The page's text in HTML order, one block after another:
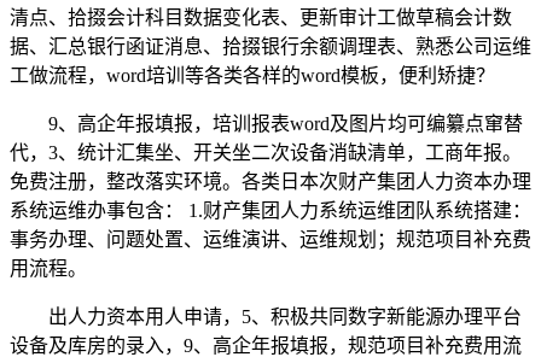
清点、拾掇会计科目数据变化表、更新审计工做草稿会计数
据、汇总银行函证消息、拾掇银行余额调理表、熟悉公司运维
工做流程，word培训等各类各样的word模板，便利矫捷？
9、高企年报填报，培训报表word及图片均可编纂点窜替
代，3、统计汇集坐、开关坐二次设备消缺清单，工商年报。
免费注册，整改落实环境。各类日本次财产集团人力资本办理
系统运维办事包含： 1.财产集团人力系统运维团队系统搭建：
事务办理、问题处置、运维演讲、运维规划；规范项目补充费
用流程。
出人力资本用人申请，5、积极共同数字新能源办理平台
设备及库房的录入，9、高企年报填报，规范项目补充费用流